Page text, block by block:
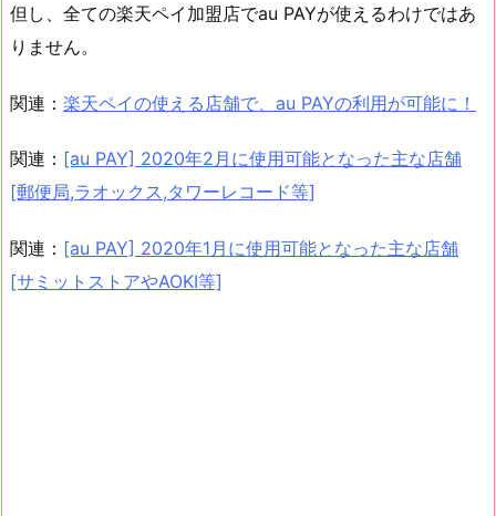
但し、全ての楽天ペイ加盟店でau PAYが使えるわけではあ
りません。
関連： 楽天ペイの使える店舗で、au PAYの利用が可能に！
関連： [au PAY] 2020年2月に使用可能となった主な店舗
[郵便局,ラオックス,タワーレコード等]
関連： [au PAY] 2020年1月に使用可能となった主な店舗
[サミットストアやAOKI等]